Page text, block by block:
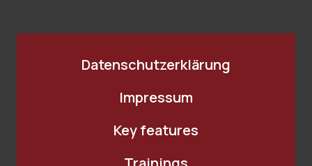
Datenschutzerklärung
Impressum
Key features